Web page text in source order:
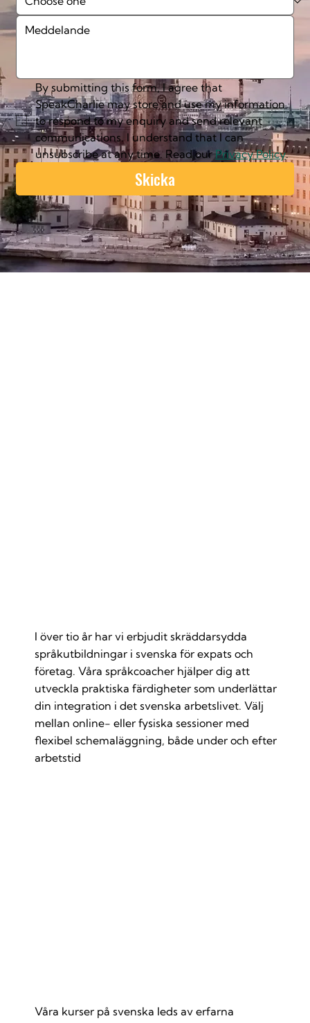
By submitting this form, I agree that
SpeakCharlie may store and use my information
to respond to my enquiry and send relevant
communications. I understand that I can
unsubscribe at any time. Read our Privacy Policy.
Skicka
I över tio år har vi erbjudit skräddarsydda
språkutbildningar i svenska för expats och
företag. Våra språkcoacher hjälper dig att
utveckla praktiska färdigheter som underlättar
din integration i det svenska arbetslivet. Välj
mellan online- eller fysiska sessioner med
flexibel schemaläggning, både under och efter
arbetstid
Våra kurser på svenska leds av erfarna